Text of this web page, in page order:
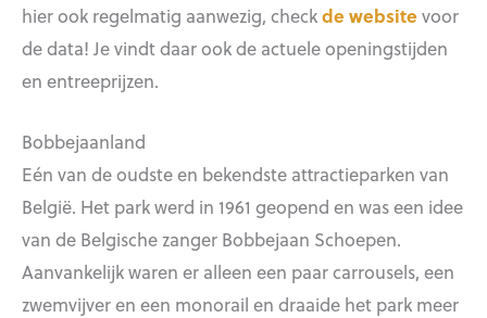
hier ook regelmatig aanwezig, checkde website voor
de data! Je vindt daar ook de actuele openingstijden
en entreeprijzen.
Bobbejaanland
Eén van de oudste en bekendste attractieparken van
België. Het park werd in 1961 geopend en was een idee
van de Belgische zanger Bobbejaan Schoepen.
Aanvankelijk waren er alleen een paar carrousels, een
zwemvijver en een monorail en draaide het park meer